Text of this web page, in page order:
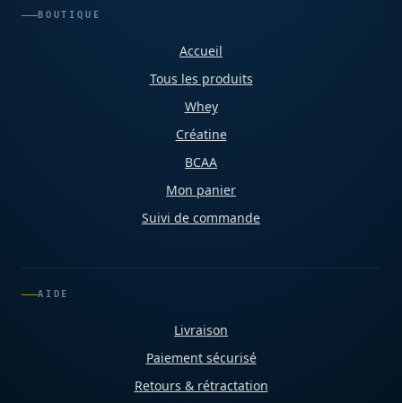
BOUTIQUE
Accueil
Tous les produits
Whey
Créatine
BCAA
Mon panier
Suivi de commande
AIDE
Livraison
Paiement sécurisé
Retours & rétractation